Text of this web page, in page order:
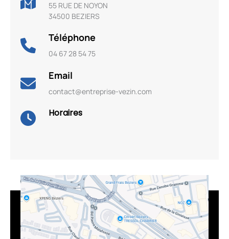
55 RUE DE NOYON
34500 BEZIERS
Téléphone
04 67 28 54 75
Email
contact@entreprise-vezin.com
Horaires